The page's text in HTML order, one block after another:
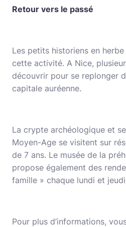
Retour vers le passé
Les petits historiens en
cette activité. A Nice,
découvrir pour se replonger
capitale auréenne.
La crypte archéologique et
Moyen-Age se visitent sur
de 7 ans. Le musée de la
propose également des
famille » chaque lundi et
Pour plus d’informations,